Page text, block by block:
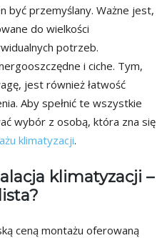
być przemyślany. Ważne jest,
do wielkości
potrzeb.
i ciche. Tym,
jest również łatwość
Aby spełnić te wszystkie
wybór z osobą, która zna się
klimatyzacji.
klimatyzacji –
ceną montażu oferowaną